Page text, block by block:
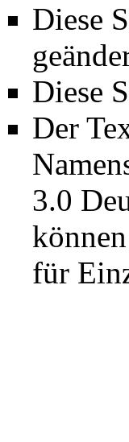
Diese
Diese
Der
3.0
für